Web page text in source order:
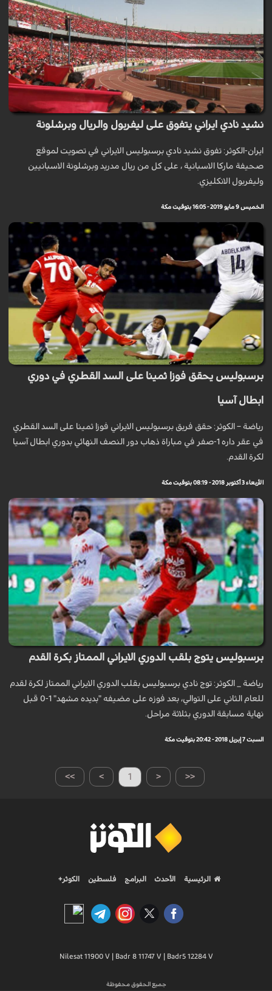
نشيد نادي ايراني يتفوق على ليفربول والريال وبرشلونة
ايران-الكوثر: تفوق نشيد نادي برسبوليس الايراني في تصویت لموقع
صحيفة ماركا الاسبانية ، على كل من ريال مدريد وبرشلونة الاسبانيين
وليفربول الانكليزي.
الخميس 9 مايو 2019 - 16:05 بتوقيت مكة
برسبوليس يحقق فوزا ثمينا على السد القطري في دوري
ابطال آسيا
رياضة – الكوثر: حقق فریق برسبولیس الایراني فوزا ثمینا على السد القطري
في عقر داره 1-صفر في مباراة ذهاب دور النصف النهائي بدوري ابطال آسیا
لكرة القدم.
الأربعاء 3 أكتوبر 2018 - 08:19 بتوقيت مكة
برسبوليس يتوج بلقب الدوري الايراني الممتاز بكرة القدم
رياضة _ الكوثر: توج نادي برسبوليس بقلب الدوري الايراني الممتاز لكرة لقدم
للعام الثاني على التوالي، بعد فوزه على مضيفه "بديده مشهد" 1-0 قبل
نهاية مسابقة الدوري بثلاثة مراحل.
السبت 7 إبريل 2018 - 20:42 بتوقيت مكة
>> > 1 < <<
الرئيسية الأحدث البرامج فلسطين الكوثر+
Nilesat 11900 V | Badr 8 11747 V | Badr5 12284 V
جميع الحقوق محفوظة